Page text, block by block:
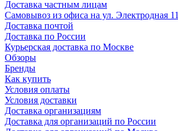
Доставка частным лицам
Самовывоз из офиса на ул. Электродная 11
Доставка почтой
Доставка по России
Курьерская доставка по Москве
Обзоры
Бренды
Как купить
Условия оплаты
Условия доставки
Доставка организациям
Доставка для организаций по России